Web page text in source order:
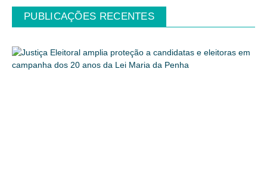
PUBLICAÇÕES RECENTES